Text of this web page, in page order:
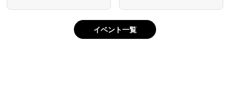
イベント一覧